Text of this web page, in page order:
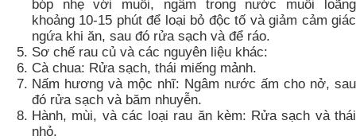
bóp nhẹ với muối, ngâm trong nước muối loãng
khoảng 10-15 phút để loại bỏ độc tố và giảm cảm giác
ngứa khi ăn, sau đó rửa sạch và để ráo.
Sơ chế rau củ và các nguyên liệu khác:
Cà chua: Rửa sạch, thái miếng mảnh.
Nấm hương và mộc nhĩ: Ngâm nước ấm cho nở, sau
đó rửa sạch và băm nhuyễn.
Hành, mùi, và các loại rau ăn kèm: Rửa sạch và thái
nhỏ.